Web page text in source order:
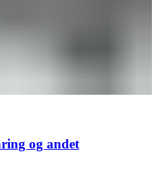
og andet